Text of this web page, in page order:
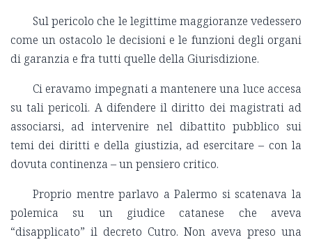
Sul pericolo che le legittime maggioranze vedessero
come un ostacolo le decisioni e le funzioni degli organi
di garanzia e fra tutti quelle della Giurisdizione.
Ci eravamo impegnati a mantenere una luce accesa
su tali pericoli. A difendere il diritto dei magistrati ad
associarsi, ad intervenire nel dibattito pubblico sui
temi dei diritti e della giustizia, ad esercitare – con la
dovuta continenza – un pensiero critico.
Proprio mentre parlavo a Palermo si scatenava la
polemica su un giudice catanese che aveva
“disapplicato” il decreto Cutro. Non aveva preso una